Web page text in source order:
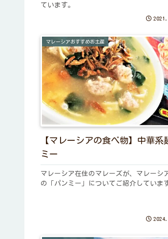
ています。
マレーシアおすすめお土産
【マレーシアの食べ物】中華
ミー
マレーシア在住のマレーズが、マレーシ
の「パンミー」についてご紹介していま